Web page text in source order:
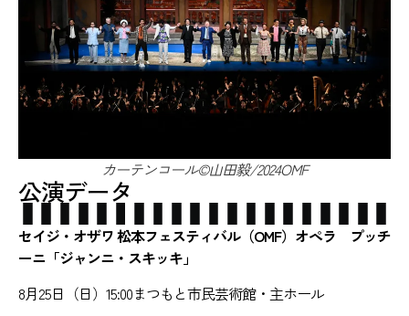
カーテンコール©山田毅/2024OMF
公演データ
セイジ・オザワ 松本フェスティバル（OMF）オペラ プッチ
ーニ「ジャンニ・スキッキ」
8月25日（日）15:00まつもと市民芸術館・主ホール